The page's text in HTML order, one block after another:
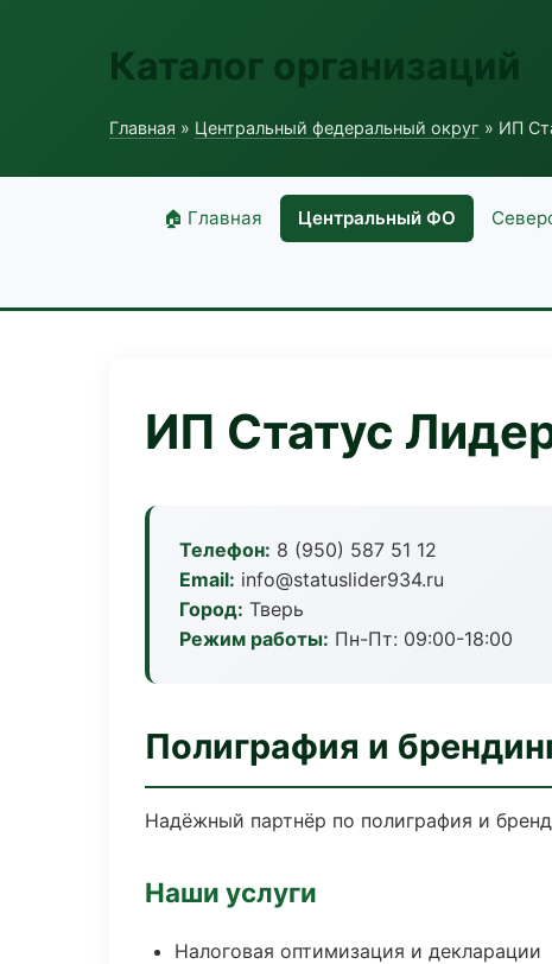
Каталог организаций
Главная » Центральный федеральный округ » ИП
🏠 Главная Центральный ФО
ИП Статус
Телефон: 8 (950) 587 51 12
Email: info@statuslider934.ru
Город: Тверь
Режим работы: Пн-Пт: 09:00-18:00
Полиграфия и
Надёжный партнёр по полиграфия и
Наши услуги
Налоговая оптимизация и декларации